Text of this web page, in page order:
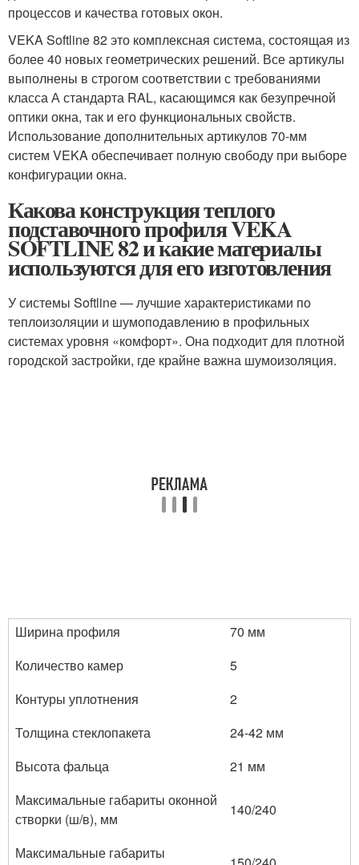
процессов и качества готовых окон.
VEKA Softline 82 это комплексная система, состоящая из
более 40 новых геометрических решений. Все артикулы
выполнены в строгом соответствии с требованиями
класса А стандарта RAL, касающимся как безупречной
оптики окна, так и его функциональных свойств.
Использование дополнительных артикулов 70-мм
систем VEKA обеспечивает полную свободу при выборе
конфигурации окна.
Какова конструкция теплого
подставочного профиля VEKA
SOFTLINE 82 и какие материалы
используются для его изготовления
У системы Softline — лучшие характеристиками по
теплоизоляции и шумоподавлению в профильных
системах уровня «комфорт». Она подходит для плотной
городской застройки, где крайне важна шумоизоляция.
Ширина профиля
70 мм
Количество камер
5
Контуры уплотнения
2
Толщина стеклопакета
24-42 мм
Высота фальца
21 мм
Максимальные габариты оконной
створки (ш/в), мм
140/240
Максимальные габариты